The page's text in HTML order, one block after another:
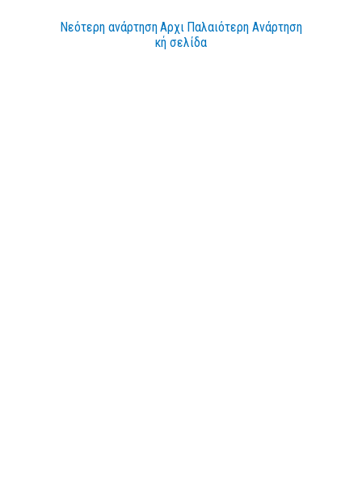
Νεότερη ανάρτηση Παλαιότερη Ανάρτηση
Αρχι
κή σελίδα